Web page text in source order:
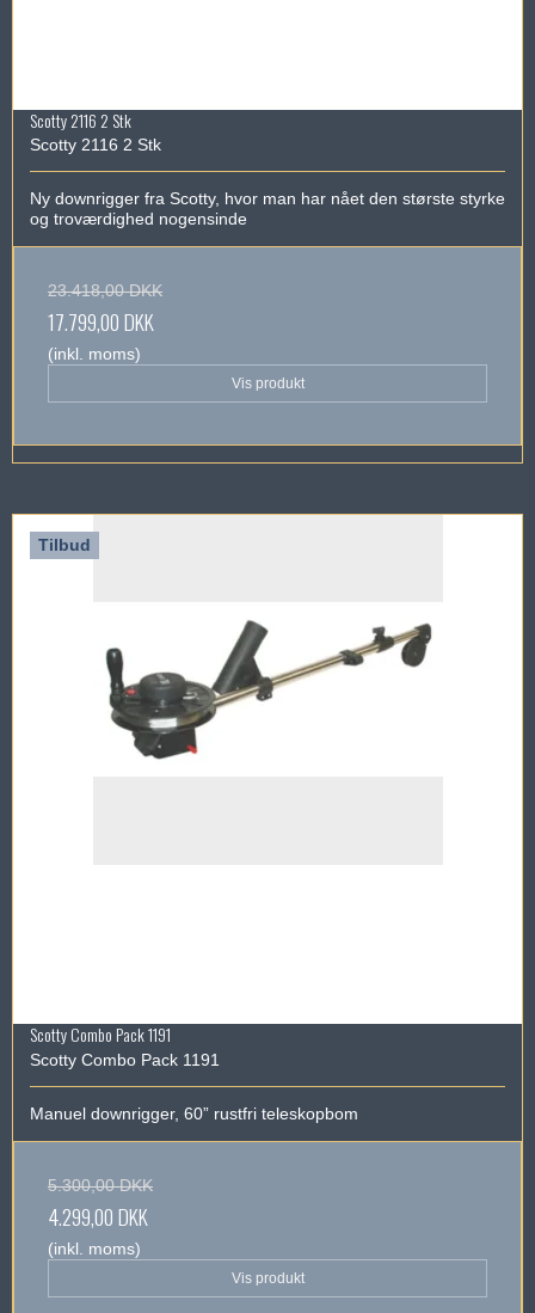
Scotty 2116 2 Stk
Scotty 2116 2 Stk
Ny downrigger fra Scotty, hvor man har nået den største styrke
og troværdighed nogensinde
23.418,00 DKK
17.799,00 DKK
(inkl. moms)
Vis produkt
Tilbud
Scotty Combo Pack 1191
Scotty Combo Pack 1191
Manuel downrigger, 60” rustfri teleskopbom
5.300,00 DKK
4.299,00 DKK
(inkl. moms)
Vis produkt